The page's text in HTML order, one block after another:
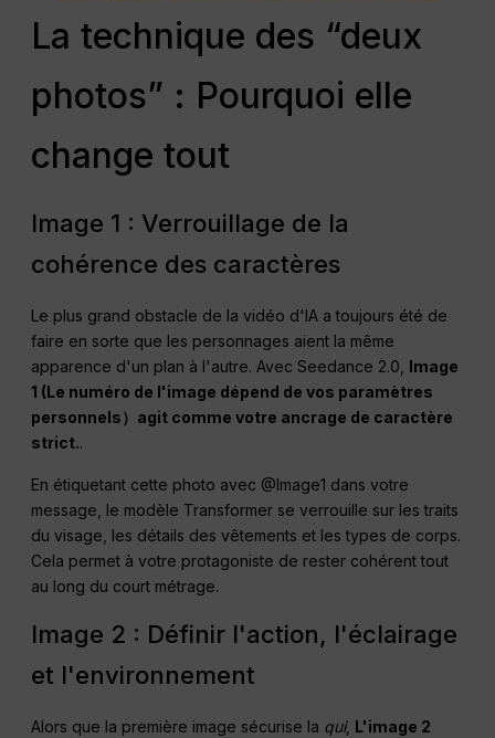
La technique des “deux
photos” : Pourquoi elle
change tout
Image 1 : Verrouillage de la
cohérence des caractères
Le plus grand obstacle de la vidéo d'IA a toujours été de
faire en sorte que les personnages aient la même
apparence d'un plan à l'autre. Avec Seedance 2.0, Image
1 (Le numéro de l'image dépend de vos paramètres
personnels）agit comme votre ancrage de caractère
strict..
En étiquetant cette photo avec @Image1 dans votre
message, le modèle Transformer se verrouille sur les traits
du visage, les détails des vêtements et les types de corps.
Cela permet à votre protagoniste de rester cohérent tout
au long du court métrage.
Image 2 : Définir l'action, l'éclairage
et l'environnement
Alors que la première image sécurise la qui, L'image 2